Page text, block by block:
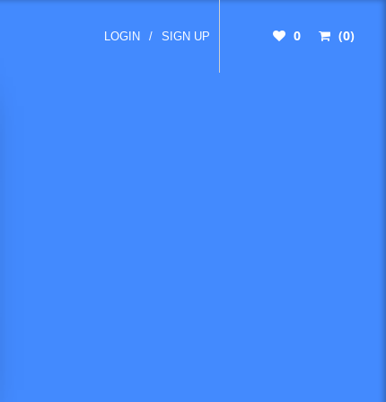
LOGIN / SIGN UP 0 (0)